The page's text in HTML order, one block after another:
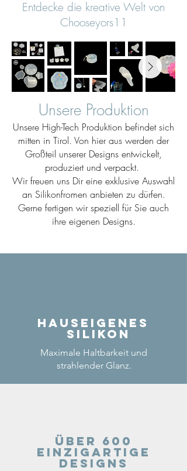
Entdecke die kreative Welt von
Chooseyors11
Unsere Produktion
Unsere High-Tech Produktion befindet sich
mitten in Tirol. Von hier aus werden der
Großteil unserer Designs entwickelt,
produziert und verpackt.
Wir freuen uns Dir eine exklusive Auswahl
an Silikonfromen anbieten zu dürfen.
Gerne fertigen wir speziell für Sie auch
ihre eigenen Designs.
Hauseigenes
Silikon
Maximale Haltbarkeit und
strahlender Glanz.
Über 600
einzigartige
Designs